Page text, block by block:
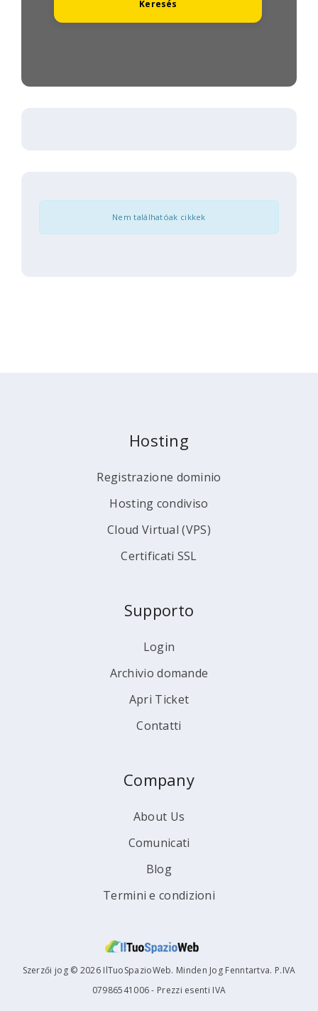
Nem találhatóak cikkek
Hosting
Registrazione dominio
Hosting condiviso
Cloud Virtual (VPS)
Certificati SSL
Supporto
Login
Archivio domande
Apri Ticket
Contatti
Company
About Us
Comunicati
Blog
Termini e condizioni
Szerzői jog © 2026 IlTuoSpazioWeb. Minden Jog Fenntartva. P.IVA
07986541006 - Prezzi esenti IVA